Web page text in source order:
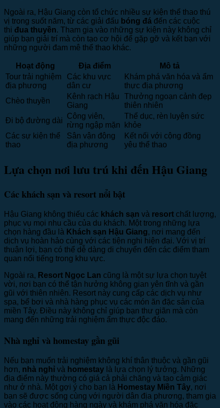
Ngoài ra, Hậu Giang còn tổ chức nhiều sự kiện thể thao thú
vị trong suốt năm, từ các giải đấu bóng đá đến các cuộc
thi đua thuyền. Tham gia vào những sự kiện này không chỉ
giúp bạn giải trí mà còn tạo cơ hội để gặp gỡ và kết bạn với
những người đam mê thể thao khác.
Hoạt động Địa điểm
Mô tả
Tour trải nghiệm
địa phương
Các khu vực
dân cư
Khám phá văn hóa và ẩm
thực địa phương
Chèo thuyền
Kênh rạch Hậu
Giang
Thưởng ngoạn cảnh đẹp
thiên nhiên
Đi bộ đường dài
Công viên,
rừng ngập mặn
Thể dục, rèn luyện sức
khỏe
Các sự kiện thể
thao
Sân vận động
địa phương
Kết nối với cộng đồng
yêu thể thao
Lựa chọn nơi lưu trú khi đến Hậu Giang
Các khách sạn và resort nổi bật
Hậu Giang không thiếu các khách sạn và resort chất lượng,
phục vụ mọi nhu cầu của du khách. Một trong những lựa
chọn hàng đầu là Khách sạn Hậu Giang, nơi mang đến
dịch vụ hoàn hảo cùng với các tiện nghi hiện đại. Với vị trí
thuận lợi, bạn có thể dễ dàng di chuyển đến các điểm tham
quan nổi tiếng trong khu vực.
Ngoài ra, Resort Ngọc Lan cũng là một sự lựa chọn tuyệt
vời, nơi bạn có thể tận hưởng không gian yên tĩnh và gần
gũi với thiên nhiên. Resort này cung cấp các dịch vụ như
spa, bể bơi và nhà hàng phục vụ các món ăn đặc sản của
miền Tây. Điều này không chỉ giúp bạn thư giãn mà còn
mang đến những trải nghiệm ẩm thực độc đáo.
Nhà nghỉ và homestay gần gũi
Nếu bạn muốn trải nghiệm không khí thân thuộc và gần gũi
hơn, nhà nghỉ và homestay là lựa chọn lý tưởng. Những
địa điểm này thường có giá cả phải chăng và tạo cảm giác
như ở nhà. Một gợi ý cho bạn là Homestay Miền Tây, nơi
bạn sẽ được sống cùng với người dân địa phương, tham gia
vào các hoạt động hàng ngày và khám phá văn hóa đặc